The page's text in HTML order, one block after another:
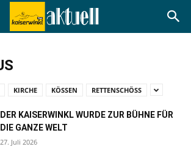
KIRCHE KÖSSEN RETTENSCHÖSS
DER KAISERWINKL WURDE ZUR BÜHNE FÜR
DIE GANZE WELT
27. Juli 2026